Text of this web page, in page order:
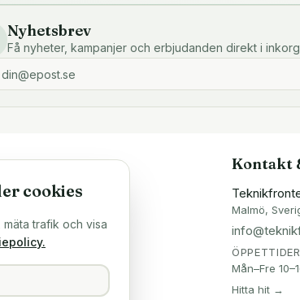
Nyhetsbrev
Få nyheter, kampanjer och erbjudanden direkt i
Kontakt
Malmö,
ÖPPETTIDER
Mån–Fre
Hitta hit →
cookies
trafik och visa